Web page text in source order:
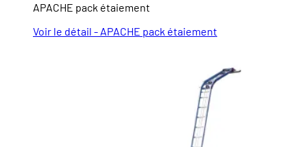
APACHE pack étaiement
Voir le détail - APACHE pack étaiement